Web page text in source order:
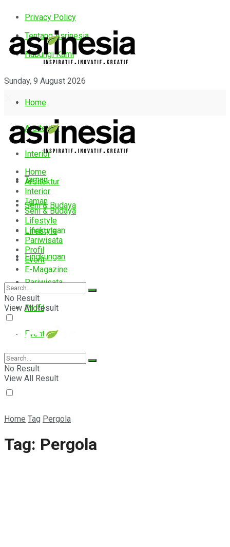
Privacy Policy
Tentang Asrinesia
Hubungi Kami
Sunday, 9 August 2026
Home
Arsitektur
Interior
Taman
Seni & Budaya
Lifestyle
Lingkungan
Pariwisata
Profil
Event
E-Magazine
Home
Arsitektur
Interior
Taman
Seni & Budaya
Lifestyle
Lingkungan
Pariwisata
Profil
Event
E-Magazine
No Result
View All Result
No Result
View All Result
Home Tag Pergola
Tag: Pergola